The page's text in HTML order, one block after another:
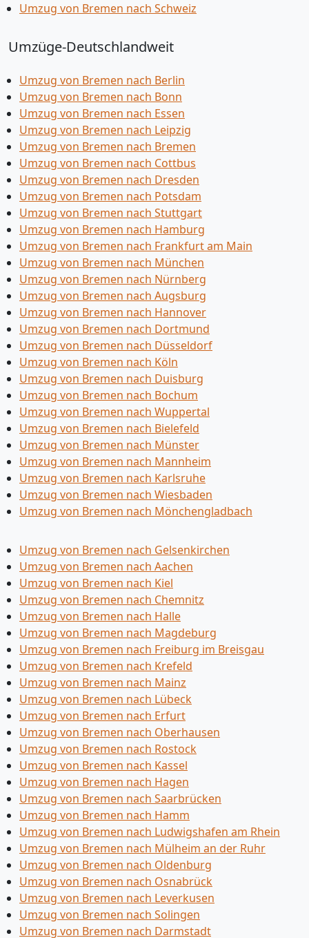
Umzug von Bremen nach Schweiz
Umzüge-Deutschlandweit
Umzug von Bremen nach Berlin
Umzug von Bremen nach Bonn
Umzug von Bremen nach Essen
Umzug von Bremen nach Leipzig
Umzug von Bremen nach Bremen
Umzug von Bremen nach Cottbus
Umzug von Bremen nach Dresden
Umzug von Bremen nach Potsdam
Umzug von Bremen nach Stuttgart
Umzug von Bremen nach Hamburg
Umzug von Bremen nach Frankfurt am Main
Umzug von Bremen nach München
Umzug von Bremen nach Nürnberg
Umzug von Bremen nach Augsburg
Umzug von Bremen nach Hannover
Umzug von Bremen nach Dortmund
Umzug von Bremen nach Düsseldorf
Umzug von Bremen nach Köln
Umzug von Bremen nach Duisburg
Umzug von Bremen nach Bochum
Umzug von Bremen nach Wuppertal
Umzug von Bremen nach Bielefeld
Umzug von Bremen nach Münster
Umzug von Bremen nach Mannheim
Umzug von Bremen nach Karlsruhe
Umzug von Bremen nach Wiesbaden
Umzug von Bremen nach Mönchen­gladbach
Umzug von Bremen nach Gelsenkirchen
Umzug von Bremen nach Aachen
Umzug von Bremen nach Kiel
Umzug von Bremen nach Chemnitz
Umzug von Bremen nach Halle
Umzug von Bremen nach Magdeburg
Umzug von Bremen nach Freiburg im Breisgau
Umzug von Bremen nach Krefeld
Umzug von Bremen nach Mainz
Umzug von Bremen nach Lübeck
Umzug von Bremen nach Erfurt
Umzug von Bremen nach Oberhausen
Umzug von Bremen nach Rostock
Umzug von Bremen nach Kassel
Umzug von Bremen nach Hagen
Umzug von Bremen nach Saarbrücken
Umzug von Bremen nach Hamm
Umzug von Bremen nach Ludwigshafen am Rhein
Umzug von Bremen nach Mülheim an der Ruhr
Umzug von Bremen nach Oldenburg
Umzug von Bremen nach Osnabrück
Umzug von Bremen nach Leverkusen
Umzug von Bremen nach Solingen
Umzug von Bremen nach Darmstadt